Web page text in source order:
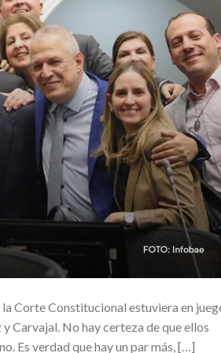
Corte Constitucional estuviera en
Carvajal. No hay certeza de que ellos
Es verdad que hay un par más, […]